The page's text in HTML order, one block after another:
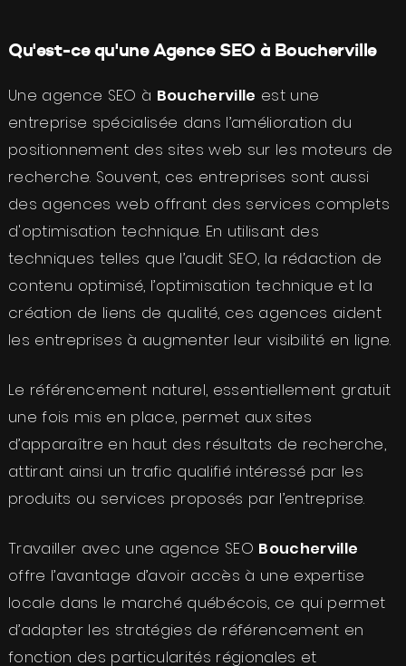
Qu'est-ce qu'une Agence SEO à Boucherville
Une agence SEO à Boucherville est une
entreprise spécialisée dans l’amélioration du
positionnement des sites web sur les moteurs de
recherche. Souvent, ces entreprises sont aussi
des agences web offrant des services complets
d'optimisation technique. En utilisant des
techniques telles que l’audit SEO, la rédaction de
contenu optimisé, l’optimisation technique et la
création de liens de qualité, ces agences aident
les entreprises à augmenter leur visibilité en ligne.
Le référencement naturel, essentiellement gratuit
une fois mis en place, permet aux sites
d’apparaître en haut des résultats de recherche,
attirant ainsi un trafic qualifié intéressé par les
produits ou services proposés par l’entreprise.
Travailler avec une agence SEO Boucherville
offre l’avantage d’avoir accès à une expertise
locale dans le marché québécois, ce qui permet
d’adapter les stratégies de référencement en
fonction des particularités régionales et